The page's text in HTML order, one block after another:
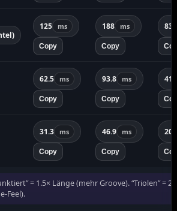
125 ms
Copy
188 ms
Copy
62.5 ms
Copy
93.8 ms
Copy
31.3 ms
Copy
46.9 ms
Copy
= 1.5× Länge (mehr Groove). “Triolen” =
Feel).